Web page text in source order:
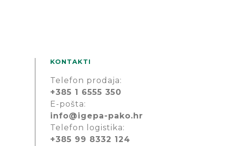
KONTAKTI
Telefon prodaja:
+385 1 6555 350
E-pošta:
info@igepa-pako.hr
Telefon logistika:
+385 99 8332 124